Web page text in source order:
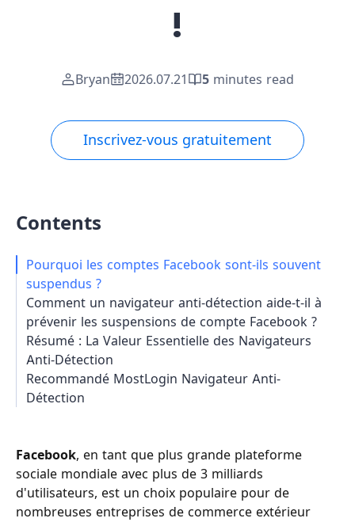
!
Bryan 2026.07.21 5 minutes read
Inscrivez-vous gratuitement
Contents
Pourquoi les comptes Facebook sont-ils souvent
suspendus ?
Comment un navigateur anti-détection aide-t-il à
prévenir les suspensions de compte Facebook ?
Résumé : La Valeur Essentielle des Navigateurs
Anti-Détection
Recommandé MostLogin Navigateur Anti-
Détection
Facebook, en tant que plus grande plateforme
sociale mondiale avec plus de 3 milliards
d'utilisateurs, est un choix populaire pour de
nombreuses entreprises de commerce extérieur